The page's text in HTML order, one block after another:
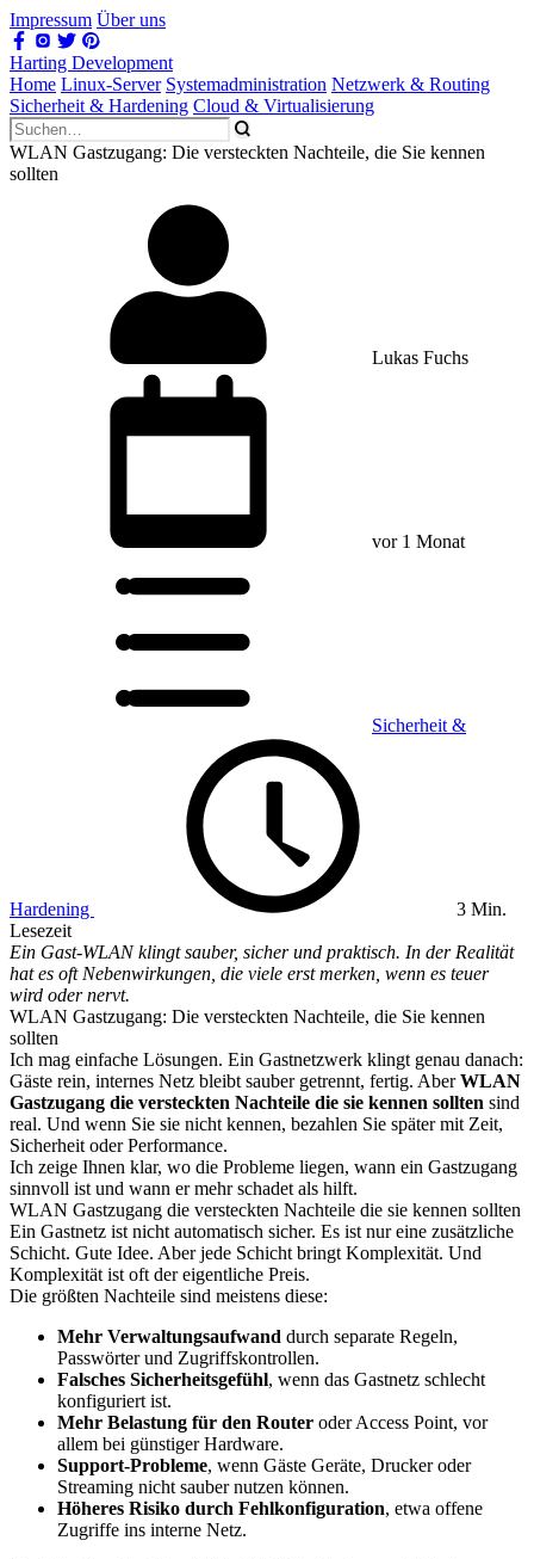
Impressum Über uns
Harting Development
Home Linux-Server Systemadministration Netzwerk & Routing
Sicherheit & Hardening Cloud & Virtualisierung
WLAN Gastzugang: Die versteckten Nachteile, die Sie kennen
sollten
Lukas Fuchs
vor 1 Monat
Sicherheit &
Hardening
3 Min.
Lesezeit
Ein Gast-WLAN klingt sauber, sicher und praktisch. In der Realität
hat es oft Nebenwirkungen, die viele erst merken, wenn es teuer
wird oder nervt.
WLAN Gastzugang: Die versteckten Nachteile, die Sie kennen
sollten
Ich mag einfache Lösungen. Ein Gastnetzwerk klingt genau danach:
Gäste rein, internes Netz bleibt sauber getrennt, fertig. AberWLAN
Gastzugang die versteckten Nachteile die sie kennen sollten sind
real. Und wenn Sie sie nicht kennen, bezahlen Sie später mit Zeit,
Sicherheit oder Performance.
Ich zeige Ihnen klar, wo die Probleme liegen, wann ein Gastzugang
sinnvoll ist und wann er mehr schadet als hilft.
WLAN Gastzugang die versteckten Nachteile die sie kennen sollten
Ein Gastnetz ist nicht automatisch sicher. Es ist nur eine zusätzliche
Schicht. Gute Idee. Aber jede Schicht bringt Komplexität. Und
Komplexität ist oft der eigentliche Preis.
Die größten Nachteile sind meistens diese:
Mehr Verwaltungsaufwand durch separate Regeln,
Passwörter und Zugriffskontrollen.
Falsches Sicherheitsgefühl, wenn das Gastnetz schlecht
konfiguriert ist.
Mehr Belastung für den Router oder Access Point, vor
allem bei günstiger Hardware.
Support-Probleme, wenn Gäste Geräte, Drucker oder
Streaming nicht sauber nutzen können.
Höheres Risiko durch Fehlkonfiguration, etwa offene
Zugriffe ins interne Netz.